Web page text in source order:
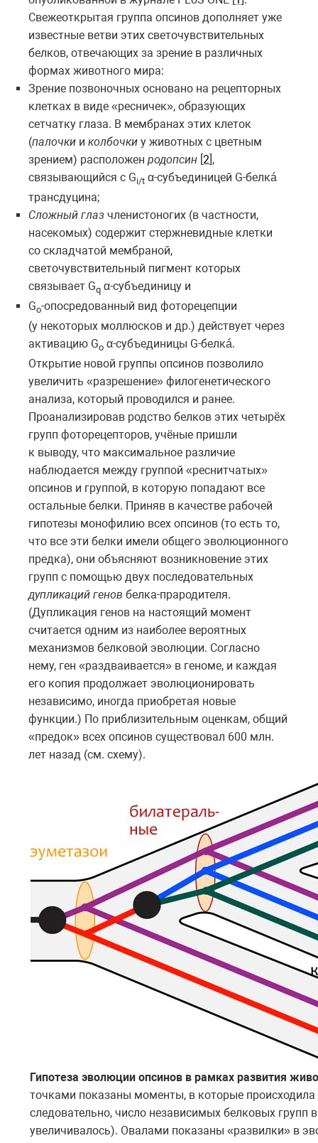
Свежеоткрытая группа опсинов дополняет уже
известные ветви этих светочувствительных
белков, отвечающих за зрение в различных
формах животного мира:
Зрение позвоночных основано на рецепторных
клетках в виде «ресничек», образующих
сетчатку глаза. В мембранах этих клеток
(палочки и колбочки у животных с цветным
зрением) расположен родопсин 2 ],
связывающийся с Gi/t α-субъединицей G-белкá
трансдуцина;
Сложный глаз членистоногих (в частности,
насекомых) содержит стержневидные клетки
со складчатой мембраной,
светочувствительный пигмент которых
связывает Gq α-субъединицу и
Go-опосредованный вид фоторецепции
(у некоторых моллюсков и др.) действует через
активацию Go α-субъединицы G-белкá.
Открытие новой группы опсинов позволило
увеличить «разрешение» филогенетического
анализа, который проводился и ранее.
Проанализировав родство белков этих четырёх
групп фоторецепторов, учёные пришли
к выводу, что максимальное различие
наблюдается между группой «реснитчатых»
опсинов и группой, в которую попадают все
остальные белки. Приняв в качестве рабочей
гипотезы монофилию всех опсинов (то есть то,
что все эти белки имели общего эволюционного
предка), они объясняют возникновение этих
групп с помощью двух последовательных
дупликаций генов белка-прародителя.
(Дупликация генов на настоящий момент
считается одним из наиболее вероятных
механизмов белковой эволюции. Согласно
нему, ген «раздваивается» в геноме, и каждая
его копия продолжает эволюционировать
независимо, иногда приобретая новые
функции.) По приблизительным оценкам, общий
«предок» всех опсинов существовал 600 млн.
лет назад (см. схему).
Гипотеза эволюции опсинов в рамках развития
точками показаны моменты, в которые происходила
следовательно, число независимых белковых групп
увеличивалось). Овалами показаны «развилки» в